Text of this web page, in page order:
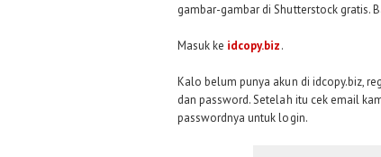
gambar-gambar di Shutterstock gratis.
Masuk ke idcopy.biz.
Kalo belum punya akun di idcopy.biz,
dan password. Setelah itu cek email
passwordnya untuk login.